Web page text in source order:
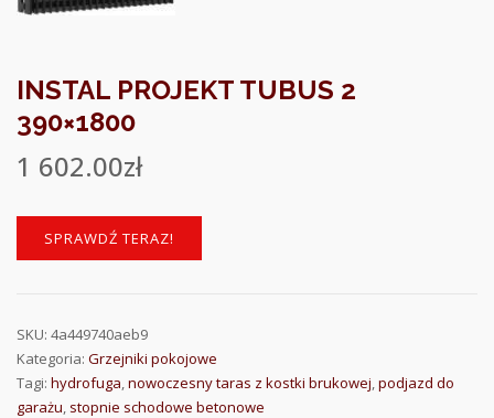
INSTAL PROJEKT TUBUS 2
390×1800
1 602.00zł
SPRAWDŹ TERAZ!
SKU: 4a449740aeb9
Kategoria: Grzejniki pokojowe
Tagi: hydrofuga,nowoczesny taras z kostki brukowej,podjazd do
garażu, stopnie schodowe betonowe